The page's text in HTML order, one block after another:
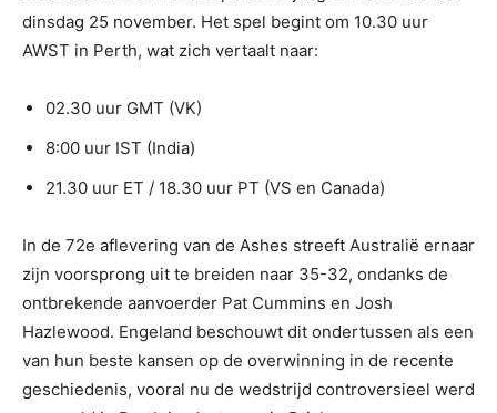
dinsdag 25 november. Het spel begint om 10.30 uur
AWST in Perth, wat zich vertaalt naar:
02.30 uur GMT (VK)
8:00 uur IST (India)
21.30 uur ET / 18.30 uur PT (VS en Canada)
In de 72e aflevering van de Ashes streeft Australië ernaar
zijn voorsprong uit te breiden naar 35-32, ondanks de
ontbrekende aanvoerder Pat Cummins en Josh
Hazlewood. Engeland beschouwt dit ondertussen als een
van hun beste kansen op de overwinning in de recente
geschiedenis, vooral nu de wedstrijd controversieel werd